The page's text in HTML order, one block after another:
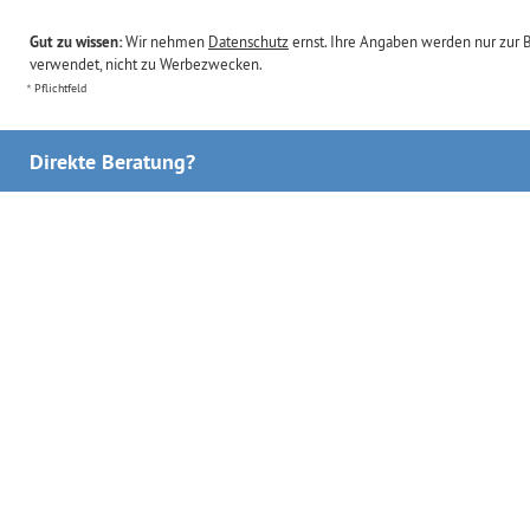
Gut zu wissen:Wir nehmen Datenschutzernst. Ihre Angaben werden nur zur
verwendet, nicht zu Werbezwecken.
Pflichtfeld
Direkte Beratung?